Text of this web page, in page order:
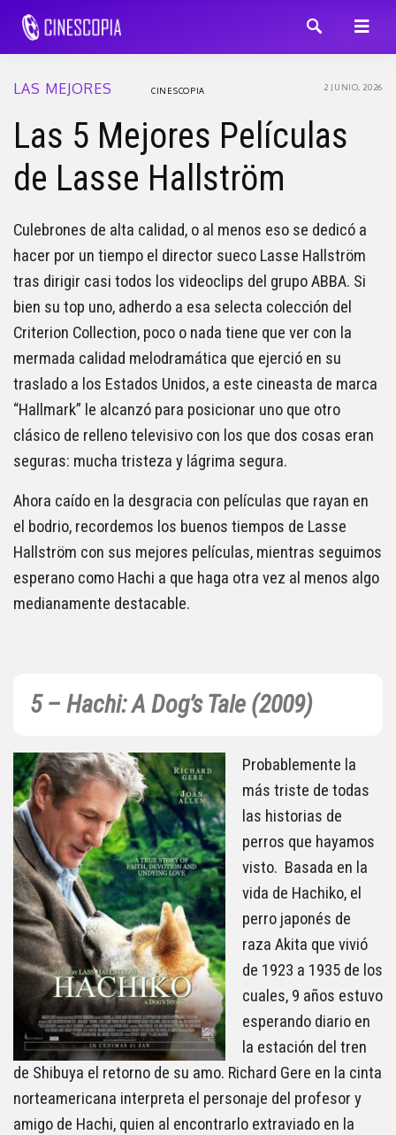
LAS MEJORES 2 JUNIO, 2026
CINESCOPIA
Las 5 Mejores Películas
de Lasse Hallström
Culebrones de alta calidad, o al menos eso se dedicó a
hacer por un tiempo el director sueco Lasse Hallström
tras dirigir casi todos los videoclips del grupo ABBA. Si
bien su top uno, adherdo a esa selecta colección del
Criterion Collection, poco o nada tiene que ver con la
mermada calidad melodramática que ejerció en su
traslado a los Estados Unidos, a este cineasta de marca
“Hallmark” le alcanzó para posicionar uno que otro
clásico de relleno televisivo con los que dos cosas eran
seguras: mucha tristeza y lágrima segura.
Ahora caído en la desgracia con películas que rayan en
el bodrio, recordemos los buenos tiempos de Lasse
Hallström con sus mejores películas, mientras seguimos
esperano como Hachi a que haga otra vez al menos algo
medianamente destacable.
5 – Hachi: A Dog’s Tale (2009)
Probablemente la
más triste de todas
las historias de
perros que hayamos
visto. Basada en la
vida de Hachiko, el
perro japonés de
raza Akita que vivió
de 1923 a 1935 de los
cuales, 9 años estuvo
esperando diario en
la estación del tren
de Shibuya el retorno de su amo. Richard Gere en la cinta
norteamericana interpreta el personaje del profesor y
amigo de Hachi, quien al encontrarlo extraviado en la